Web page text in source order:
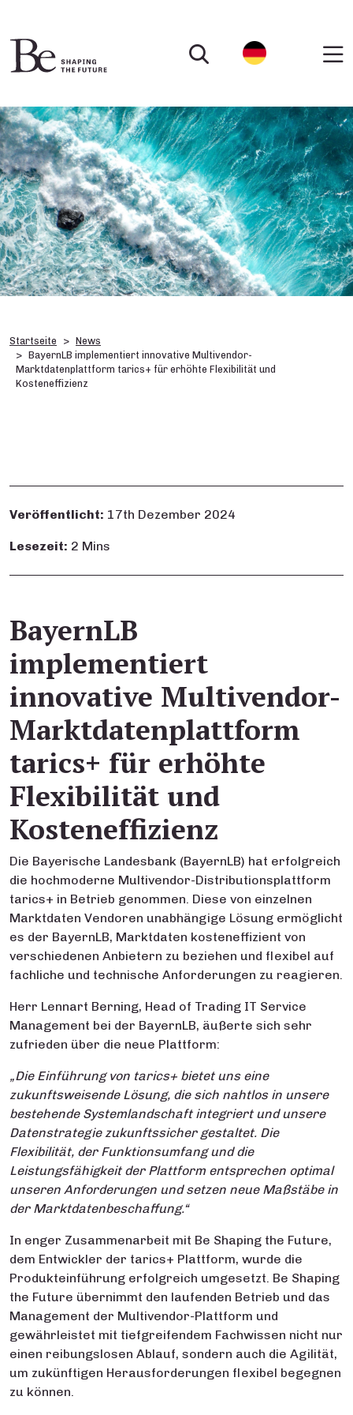
Startseite
News
BayernLB implementiert innovative Multivendor-
Marktdatenplattform tarics+ für erhöhte Flexibilität und
Kosteneffizienz
Veröffentlicht: 17th Dezember 2024
Lesezeit: 2 Mins
BayernLB
implementiert
innovative Multivendor-
Marktdatenplattform
tarics+ für erhöhte
Flexibilität und
Kosteneffizienz
Die Bayerische Landesbank (BayernLB) hat erfolgreich
die hochmoderne Multivendor-Distributionsplattform
tarics+ in Betrieb genommen. Diese von einzelnen
Marktdaten Vendoren unabhängige Lösung ermöglicht
es der BayernLB, Marktdaten kosteneffizient von
verschiedenen Anbietern zu beziehen und flexibel auf
fachliche und technische Anforderungen zu reagieren.
Herr Lennart Berning, Head of Trading IT Service
Management bei der BayernLB, äußerte sich sehr
zufrieden über die neue Plattform:
„Die Einführung von tarics+ bietet uns eine
zukunftsweisende Lösung, die sich nahtlos in unsere
bestehende Systemlandschaft integriert und unsere
Datenstrategie zukunftssicher gestaltet. Die
Flexibilität, der Funktionsumfang und die
Leistungsfähigkeit der Plattform entsprechen optimal
unseren Anforderungen und setzen neue Maßstäbe in
der Marktdatenbeschaffung.“
In enger Zusammenarbeit mit Be Shaping the Future,
dem Entwickler der tarics+ Plattform, wurde die
Produkteinführung erfolgreich umgesetzt. Be Shaping
the Future übernimmt den laufenden Betrieb und das
Management der Multivendor-Plattform und
gewährleistet mit tiefgreifendem Fachwissen nicht nur
einen reibungslosen Ablauf, sondern auch die Agilität,
um zukünftigen Herausforderungen flexibel begegnen
zu können.